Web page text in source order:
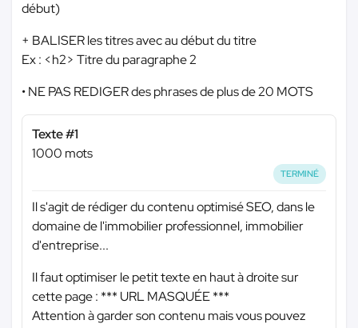
début)
+ BALISER les titres avec au début du titre
Ex : <h2> Titre du paragraphe 2
• NE PAS REDIGER des phrases de plus de 20 MOTS
Texte #1
1000 mots
TERMINÉ
Il s'agit de rédiger du contenu optimisé SEO, dans le
domaine de l'immobilier professionnel, immobilier
d'entreprise...
Il faut optimiser le petit texte en haut à droite sur
cette page : *** URL MASQUÉE ***
Attention à garder son contenu mais vous pouvez